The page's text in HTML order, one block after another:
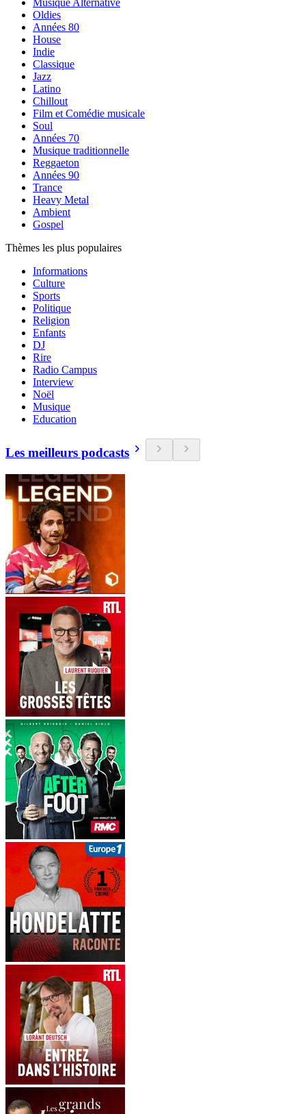
Musique Alternative
Oldies
Années 80
House
Indie
Classique
Jazz
Latino
Chillout
Film et Comédie musicale
Soul
Années 70
Musique traditionnelle
Reggaeton
Années 90
Trance
Heavy Metal
Ambient
Gospel
Thèmes les plus populaires
Informations
Culture
Sports
Politique
Religion
Enfants
DJ
Rire
Radio Campus
Interview
Noël
Musique
Education
Les meilleurs podcasts